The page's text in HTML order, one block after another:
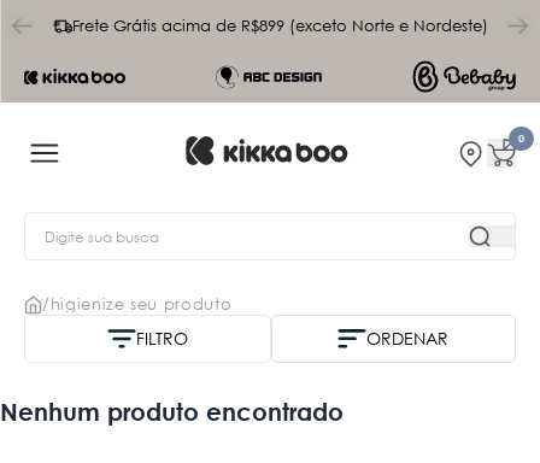
Frete Grátis acima de R$899 (exceto Norte e Nordeste)
0
/higienize seu produto
FILTRO ORDENAR
Nenhum produto encontrado